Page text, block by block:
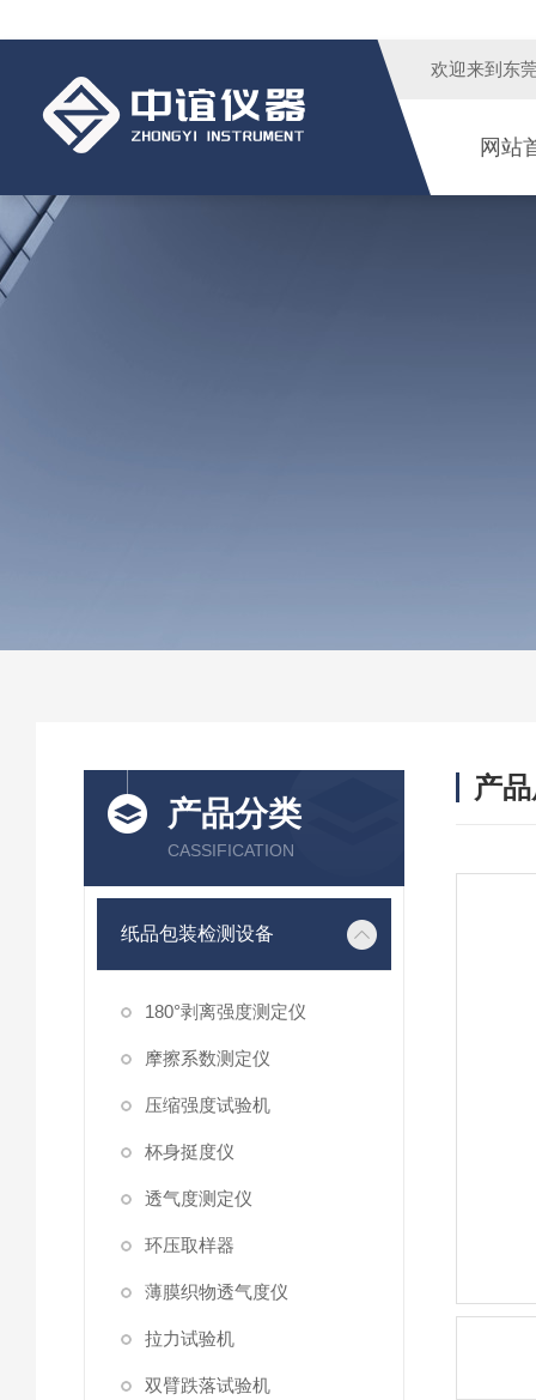
欢迎来到 东
网站
产品分类
CASSIFICATION
纸品包装检测设备
180°剥离强度测定仪
摩擦系数测定仪
压缩强度试验机
杯身挺度仪
透气度测定仪
环压取样器
薄膜织物透气度仪
拉力试验机
双臂跌落试验机
产